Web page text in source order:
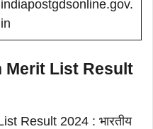
indiapostgdsonline.gov.
in
Merit List Result
Result 2024 : भारतीय